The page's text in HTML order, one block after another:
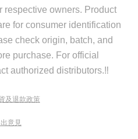
respective owners. Product
for consumer identification
check origin, batch, and
purchase. For official
authorized distributors.‼️
及退款政策
意見